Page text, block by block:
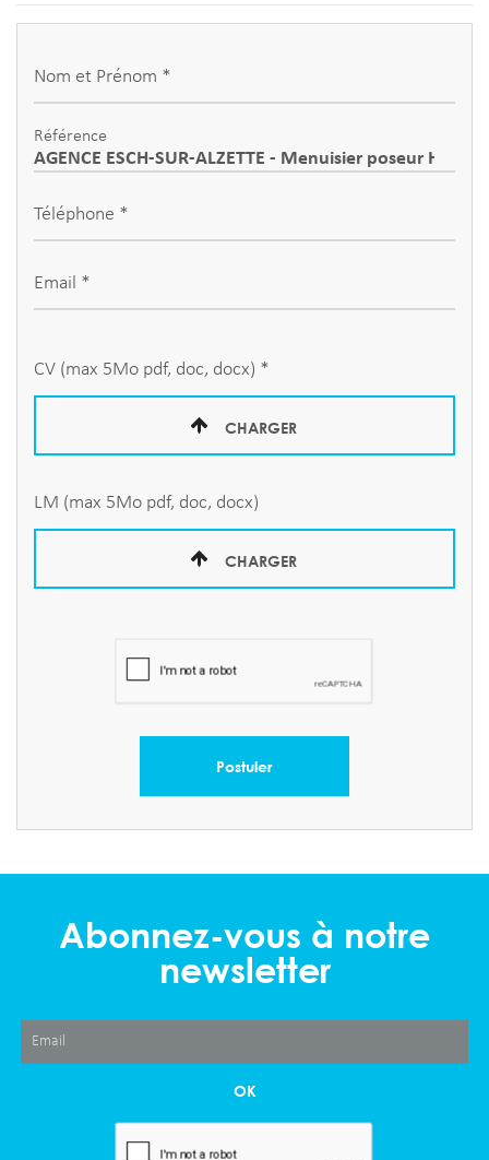
Nom et Prénom *
Référence
Téléphone *
Email *
CV (max 5Mo pdf, doc, docx) *
CHARGER
LM (max 5Mo pdf, doc, docx)
CHARGER
Postuler
Abonnez-vous à notre
newsletter
OK